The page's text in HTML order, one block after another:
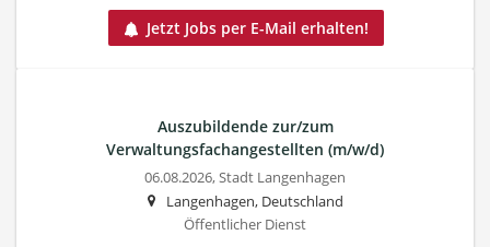
Jetzt Jobs per E-Mail erhalten!
Auszubildende zur/zum
Verwaltungsfachangestellten (m/w/d)
06.08.2026,Stadt Langenhagen
Langenhagen, Deutschland
Öffentlicher Dienst